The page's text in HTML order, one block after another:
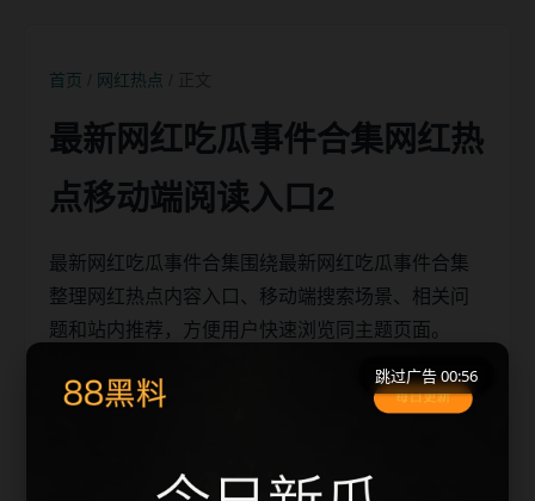
首页 网红热点
最新网红吃瓜事件合集网红热
点移动端阅读入口2
最新网红吃瓜事件合集围绕最新网红吃瓜事件合集
整理网红热点内容入口、移动端搜索场景、相关问
题和站内推荐，方便用户快速浏览同主题页面。
跳过广告 00:56